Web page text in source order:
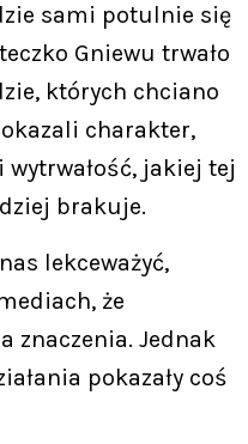
sami potulnie się
Gniewu trwało
których chciano
charakter,
jakiej tej
brakuje.
lekceważyć,
że
znaczenia. Jednak
pokazały coś